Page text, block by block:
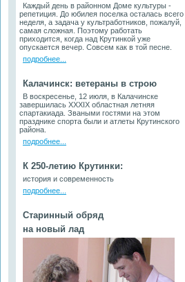
Каждый день в районном Доме культуры -
репетиция. До юбилея поселка осталась всего
неделя, а задача у культработников, пожалуй,
самая сложная. Поэтому работать
приходится, когда над Крутинкой уже
опускается вечер. Совсем как в той песне.
подробнее...
Калачинск: ветераны в строю
В воскресенье, 12 июля, в Калачинске
завершилась XXXIX областная летняя
спартакиада. Зваными гостями на этом
празднике спорта были и атлеты Крутинского
района.
подробнее...
К 250-летию Крутинки:
история и современность
подробнее...
Старинный обряд
на новый лад